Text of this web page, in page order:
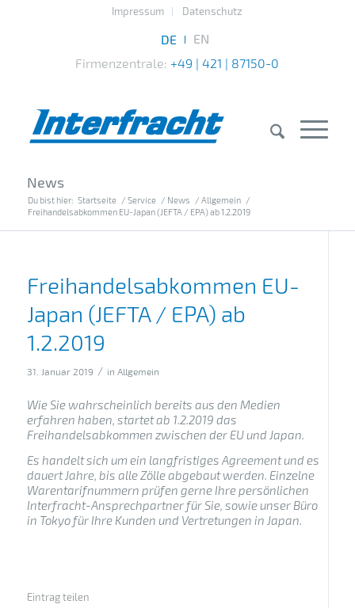
Impressum Datenschutz
Firmenzentrale: +49 | 421 | 87150-0
News
Du bist hier: Startseite / Service / News / Allgemein /
Freihandelsabkommen EU-Japan (JEFTA / EPA) ab 1.2.2019
Freihandelsabkommen EU-
Japan (JEFTA / EPA) ab
1.2.2019
31. Januar 2019 / in Allgemein
Wie Sie wahrscheinlich bereits aus den Medien
erfahren haben, startet ab 1.2.2019 das
Freihandelsabkommen zwischen der EU und Japan.
Es handelt sich um ein langfristiges Agreement und es
dauert Jahre, bis alle Zölle abgebaut werden. Einzelne
Warentarifnummern prüfen gerne Ihre persönlichen
Interfracht-Ansprechpartner für Sie, sowie unser Büro
in Tokyo für Ihre Kunden und Vertretungen in Japan.
Eintrag teilen